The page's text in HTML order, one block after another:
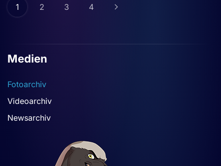
1 2 3 4
Medien
Fotoarchiv
Videoarchiv
Newsarchiv